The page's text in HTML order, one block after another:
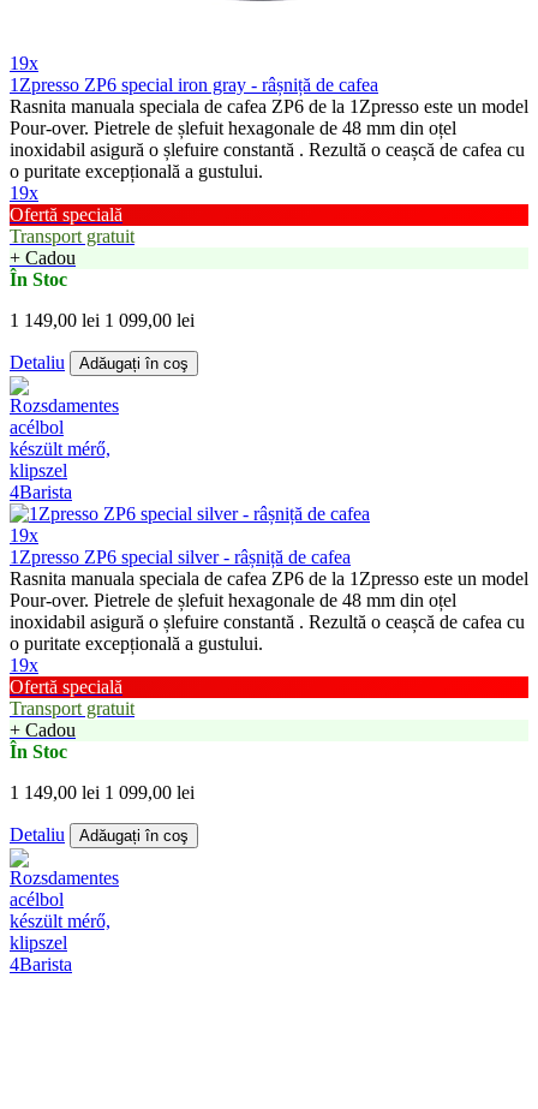
19x
1Zpresso ZP6 special iron gray - râșniță de cafea
Rasnita manuala speciala de cafea ZP6 de la 1Zpresso este un model
Pour-over. Pietrele de șlefuit hexagonale de 48 mm din oțel
inoxidabil asigură o șlefuire constantă . Rezultă o ceașcă de cafea cu
o puritate excepțională a gustului.
19x
Ofertă specială
Transport gratuit
+ Cadou
În Stoc
1 149,00 lei 1 099,00 lei
Detaliu Adăugați în coş
19x
1Zpresso ZP6 special silver - râșniță de cafea
Rasnita manuala speciala de cafea ZP6 de la 1Zpresso este un model
Pour-over. Pietrele de șlefuit hexagonale de 48 mm din oțel
inoxidabil asigură o șlefuire constantă . Rezultă o ceașcă de cafea cu
o puritate excepțională a gustului.
19x
Ofertă specială
Transport gratuit
+ Cadou
În Stoc
1 149,00 lei 1 099,00 lei
Detaliu Adăugați în coş